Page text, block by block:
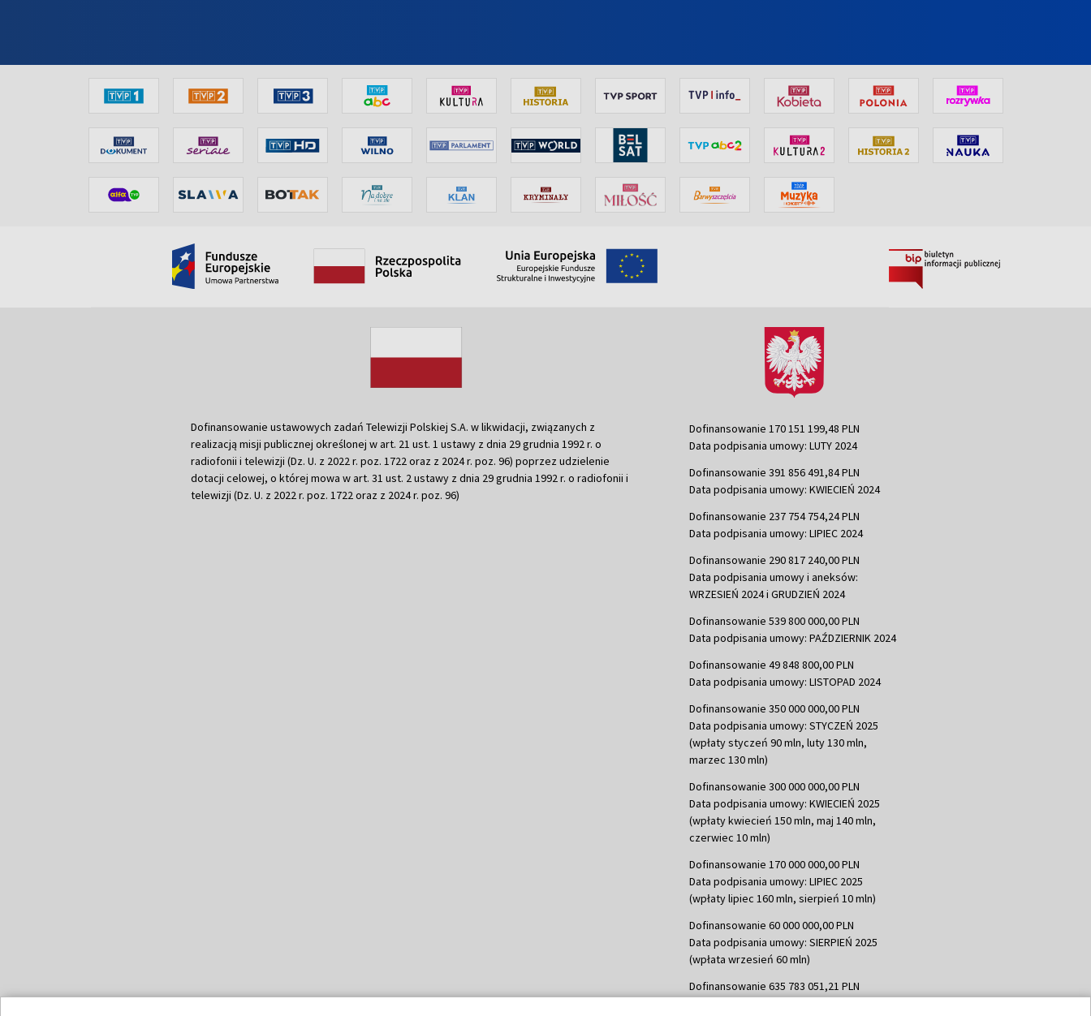
Dofinansowanie ustawowych zadań Telewizji Polskiej S.A. w likwidacji, związanych z
realizacją misji publicznej określonej w art. 21 ust. 1 ustawy z dnia 29 grudnia 1992 r. o
radiofonii i telewizji (Dz. U. z 2022 r. poz. 1722 oraz z 2024 r. poz. 96) poprzez udzielenie
dotacji celowej, o której mowa w art. 31 ust. 2 ustawy z dnia 29 grudnia 1992 r. o radiofonii i
telewizji (Dz. U. z 2022 r. poz. 1722 oraz z 2024 r. poz. 96)
Dofinansowanie 170 151 199,48 PLN
Data podpisania umowy: LUTY 2024
Dofinansowanie 391 856 491,84 PLN
Data podpisania umowy: KWIECIEŃ 2024
Dofinansowanie 237 754 754,24 PLN
Data podpisania umowy: LIPIEC 2024
Dofinansowanie 290 817 240,00 PLN
Data podpisania umowy i aneksów:
WRZESIEŃ 2024 i GRUDZIEŃ 2024
Dofinansowanie 539 800 000,00 PLN
Data podpisania umowy: PAŹDZIERNIK 2024
Dofinansowanie 49 848 800,00 PLN
Data podpisania umowy: LISTOPAD 2024
Dofinansowanie 350 000 000,00 PLN
Data podpisania umowy: STYCZEŃ 2025
(wpłaty styczeń 90 mln, luty 130 mln,
marzec 130 mln)
Dofinansowanie 300 000 000,00 PLN
Data podpisania umowy: KWIECIEŃ 2025
(wpłaty kwiecień 150 mln, maj 140 mln,
czerwiec 10 mln)
Dofinansowanie 170 000 000,00 PLN
Data podpisania umowy: LIPIEC 2025
(wpłaty lipiec 160 mln, sierpień 10 mln)
Dofinansowanie 60 000 000,00 PLN
Data podpisania umowy: SIERPIEŃ 2025
(wpłata wrzesień 60 mln)
Dofinansowanie 635 783 051,21 PLN